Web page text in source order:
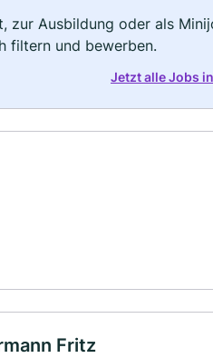
zur Ausbildung oder als
filtern und bewerben.
Jetzt alle Jobs
Fritz